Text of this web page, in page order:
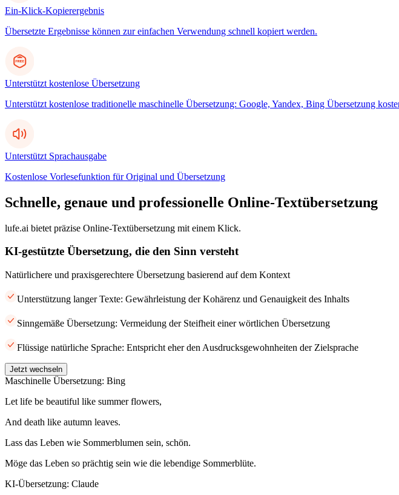
Ein-Klick-Kopierergebnis
Übersetzte Ergebnisse können zur einfachen Verwendung schnell kopiert werden.
Unterstützt kostenlose Übersetzung
Unterstützt kostenlose traditionelle maschinelle Übersetzung: Google, Yandex, Bing Übersetzung
Unterstützt Sprachausgabe
Kostenlose Vorlesefunktion für Original und Übersetzung
Schnelle, genaue und professionelle Online-Textübersetzung
lufe.ai bietet präzise Online-Textübersetzung mit einem Klick.
KI-gestützte Übersetzung, die den Sinn versteht
Natürlichere und praxisgerechtere Übersetzung basierend auf dem Kontext
Unterstützung langer Texte: Gewährleistung der Kohärenz und Genauigkeit des Inhalts
Sinngemäße Übersetzung: Vermeidung der Steifheit einer wörtlichen Übersetzung
Flüssige natürliche Sprache: Entspricht eher den Ausdrucksgewohnheiten der Zielsprache
Jetzt wechseln
Maschinelle Übersetzung: Bing
Let life be beautiful like summer flowers,
And death like autumn leaves.
Lass das Leben wie Sommerblumen sein, schön.
Möge das Leben so prächtig sein wie die lebendige Sommerblüte.
KI-Übersetzung: Claude